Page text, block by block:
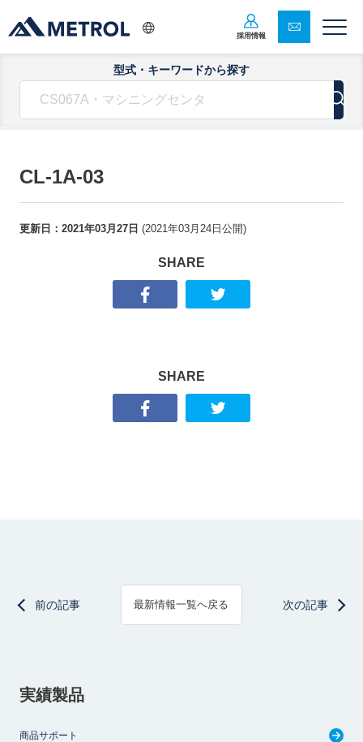
採用情報
型式・キーワードから探す
CL-1A-03
更新日： 2021年03月27日 (2021年03月24日 公開)
SHARE
SHARE
前の記事 最新情報一覧へ戻る 次の記事
実績製品
商品サポート